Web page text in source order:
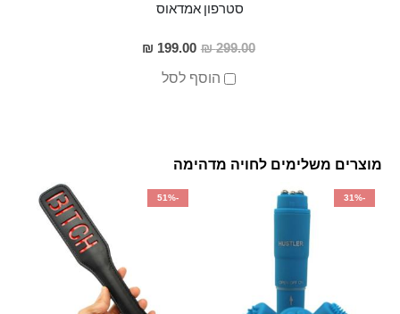
סטרפון אמדאוס
299.00 ₪
מחיר
מבצע
199.00 ₪
הוסף לסל
מוצרים משלימים לחויה מדהימה
-31%
-51%